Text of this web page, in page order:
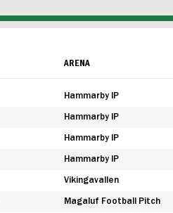
ARENA
Hammarby IP
Hammarby IP
Hammarby IP
Hammarby IP
Vikingavallen
Magaluf Football Pitch